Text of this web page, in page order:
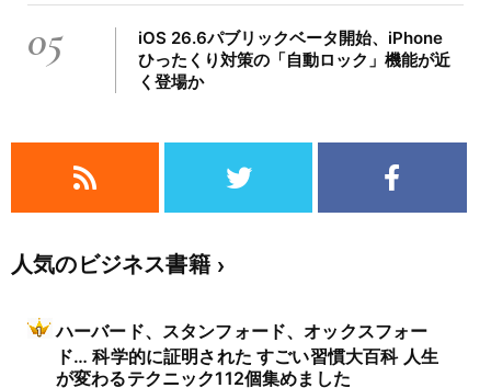
05
iOS 26.6パブリックベータ開始、iPhone
ひったくり対策の「自動ロック」機能が近
く登場か
人気のビジネス書籍
ハーバード、スタンフォード、オックスフォー
ド… 科学的に証明された すごい習慣大百科 人生
が変わるテクニック112個集めました